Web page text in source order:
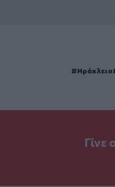
Ηράκλειο
Γίνε